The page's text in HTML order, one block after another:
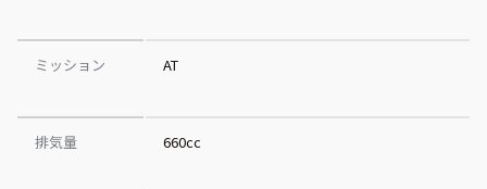
ミッション AT
排気量 660cc